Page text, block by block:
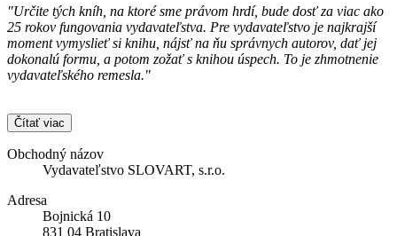
"Určite tých kníh, na ktoré sme právom hrdí, bude dosť za viac ako
25 rokov fungovania vydavateľstva. Pre vydavateľstvo je najkrajší
moment vymyslieť si knihu, nájsť na ňu správnych autorov, dať jej
dokonalú formu, a potom zožať s knihou úspech. To je zhmotnenie
vydavateľského remesla."
Čítať viac
Obchodný názov
Vydavateľstvo SLOVART, s.r.o.
Adresa
Bojnická 10
831 04 Bratislava